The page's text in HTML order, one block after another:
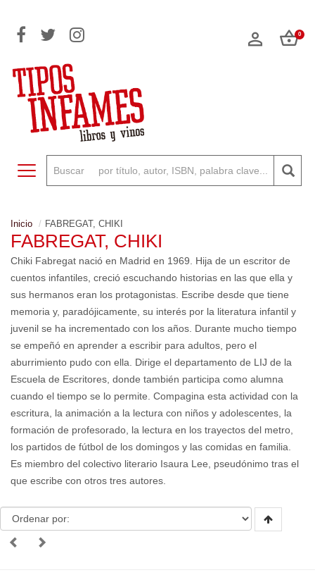
0
Toggle navigation
Inicio FABREGAT, CHIKI
FABREGAT, CHIKI
Chiki Fabregat nació en Madrid en 1969. Hija de un escritor de
cuentos infantiles, creció escuchando historias en las que ella y
sus hermanos eran los protagonistas. Escribe desde que tiene
memoria y, paradójicamente, su interés por la literatura infantil y
juvenil se ha incrementado con los años. Durante mucho tiempo
se empeñó en aprender a escribir para adultos, pero el
aburrimiento pudo con ella. Dirige el departamento de LIJ de la
Escuela de Escritores, donde también participa como alumna
cuando el tiempo se lo permite. Compagina esta actividad con la
escritura, la animación a la lectura con niños y adolescentes, la
formación de profesorado, la lectura en los trayectos del metro,
los partidos de fútbol de los domingos y las comidas en familia.
Es miembro del colectivo literario Isaura Lee, pseudónimo tras el
que escribe con otros tres autores.